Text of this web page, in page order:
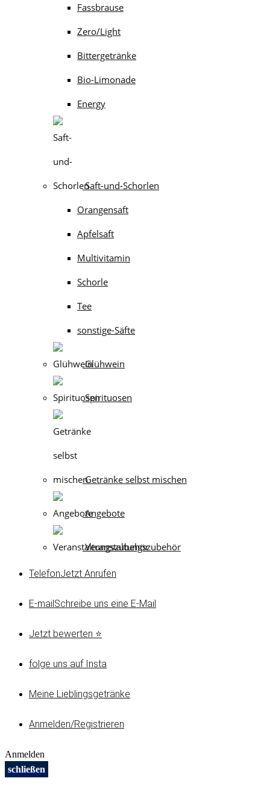
Fassbrause
Zero/Light
Bittergetränke
Bio-Limonade
Energy
Saft-und-Schorlen
Orangensaft
Apfelsaft
Multivitamin
Schorle
Tee
sonstige-Säfte
Glühwein
Spirituosen
Getränke selbst mischen
Angebote
Veranstaltungszubehör
TelefonJetzt Anrufen
E-mailSchreibe uns eine E-Mail
Jetzt bewerten ⭐
folge uns auf Insta
Meine Lieblingsgetränke
Anmelden/Registrieren
Anmelden
schließen